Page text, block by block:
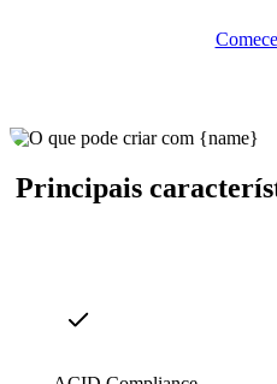
Principais